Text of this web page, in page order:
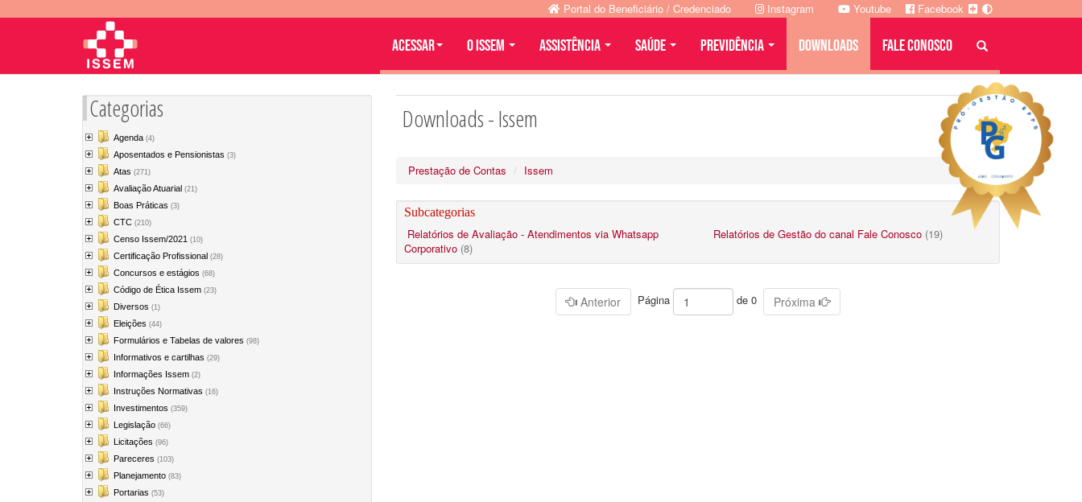
Categorias
Agenda (4)
Aposentados e Pensionistas (3)
Atas (271)
Avaliação Atuarial (21)
Boas Práticas (3)
CTC (210)
Censo Issem/2021 (10)
Certificação Profissional (28)
Concursos e estágios (68)
Código de Ética Issem (23)
Diversos (1)
Eleições (44)
Formulários e Tabelas de valores (98)
Informativos e cartilhas (29)
Informações Issem (2)
Instruções Normativas (16)
Investimentos (359)
Legislação (66)
Licitações (96)
Pareceres (103)
Planejamento (83)
Portarias (53)
Downloads - Issem
Prestação de Contas Issem
Subcategorias
Relatórios de Avaliação - Atendimentos via Whatsapp
Corporativo (8)
Relatórios de Gestão do canal Fale Conosco (19)
Anterior Página de 0 Próxima
Portal do Beneficiário / Credenciado Instagram Youtube Facebook
Acessar O ISSEM ASSISTÊNCIA SAÚDE PREVIDÊNCIA DOWNLOADS FALE CONOSCO